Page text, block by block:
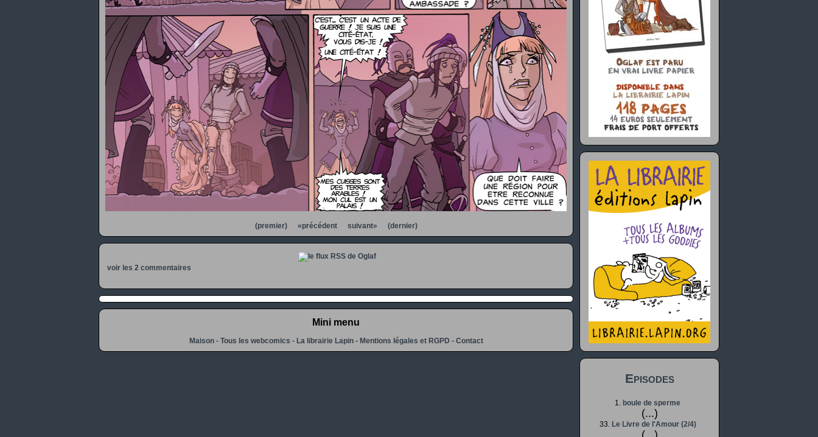
(premier) «précédent suivant» (dernier)
voir les 2 commentaires
Mini menu
Maison- Tous les webcomics - La librairie Lapin- Mentions légales et RGPD - Contact
Episodes
1. boule de sperme
(...)
33. Le Livre de l'Amour (2/4)
(...)